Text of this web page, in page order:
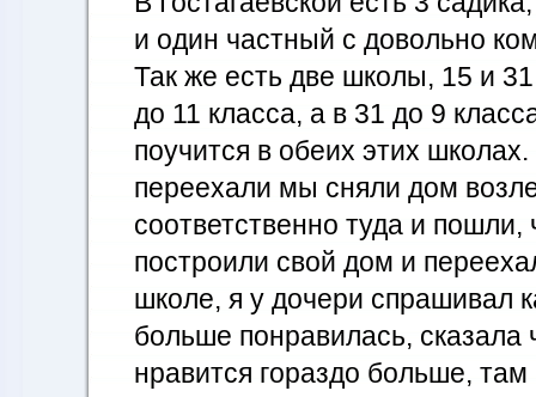
и один частный с довольно
Так же есть две школы, 15 и
до 11 класса, а в 31 до 9
поучится в обеих этих
переехали мы сняли дом
соответственно туда и пошли,
построили свой дом и
школе, я у дочери спрашивал
больше понравилась, сказала
нравится гораздо больше,